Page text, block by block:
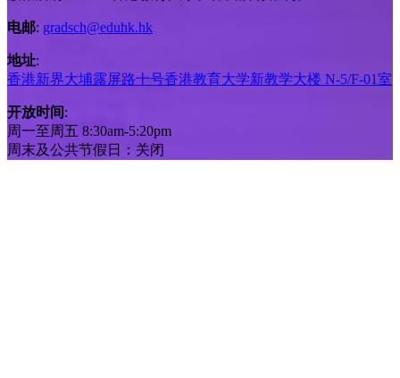
电邮: gradsch@eduhk.hk
地址:
香港新界大埔露屏路十号香港教育大学新教学大楼 N-5/F-01室
开放时间:
周一至周五 8:30am-5:20pm
周末及公共节假日：关闭